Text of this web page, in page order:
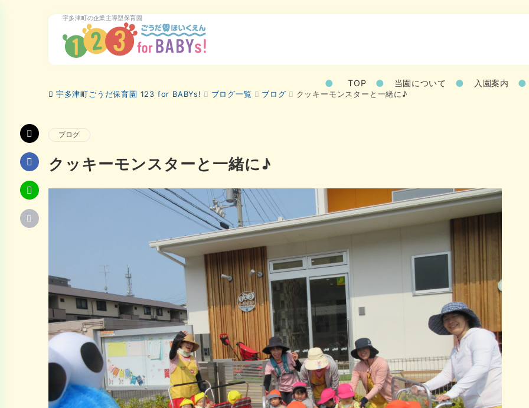
宇多津町の企業主導型保育園
TOP 当園について 入園案内
宇多津町ごうだ保育園 123 for BABYs! ブログ一覧 ブログ クッキーモンスターと一緒に♪
ブログ
クッキーモンスターと一緒に♪